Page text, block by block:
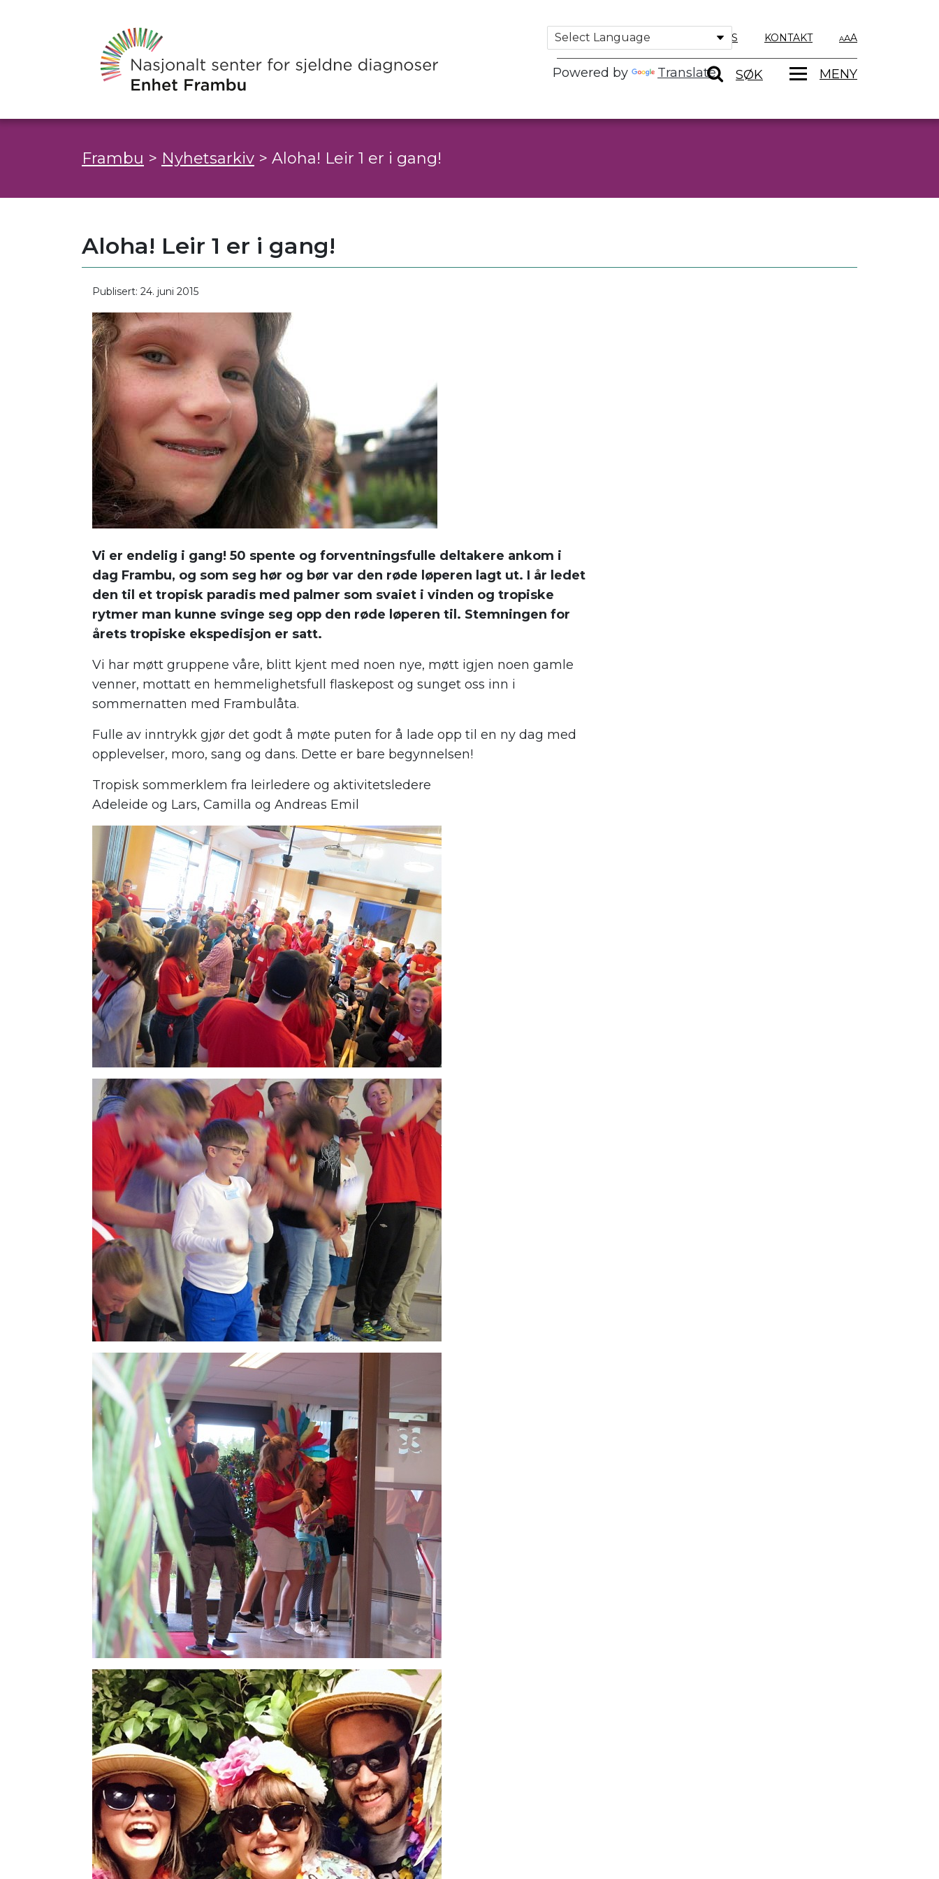
Powered by Translate
OM OSS KONTAKT A
SØK MENY
Frambu > Nyhetsarkiv > Aloha! Leir 1 er i gang!
Aloha! Leir 1 er i gang!
Publisert: 24. juni 2015
Vi er endelig i gang! 50 spente og forventningsfulle deltakere ankom i
dag Frambu, og som seg hør og bør var den røde løperen lagt ut. I år ledet
den til et tropisk paradis med palmer som svaiet i vinden og tropiske
rytmer man kunne svinge seg opp den røde løperen til. Stemningen for
årets tropiske ekspedisjon er satt.
Vi har møtt gruppene våre, blitt kjent med noen nye, møtt igjen noen gamle
venner, mottatt en hemmelighetsfull flaskepost og sunget oss inn i
sommernatten med Frambulåta.
Fulle av inntrykk gjør det godt å møte puten for å lade opp til en ny dag med
opplevelser, moro, sang og dans. Dette er bare begynnelsen!
Tropisk sommerklem fra leirledere og aktivitetsledere
Adeleide og Lars, Camilla og Andreas Emil